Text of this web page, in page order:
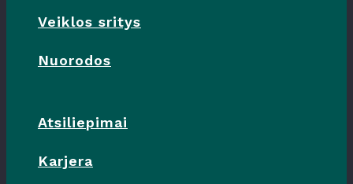
Veiklos sritys
Nuorodos
Atsiliepimai
Karjera